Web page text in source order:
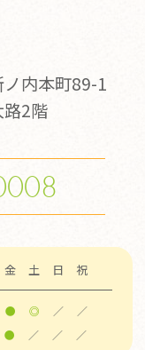
内本町89-1
2階
金 土 日 祝
● ◎ ／ ／
● ／ ／ ／